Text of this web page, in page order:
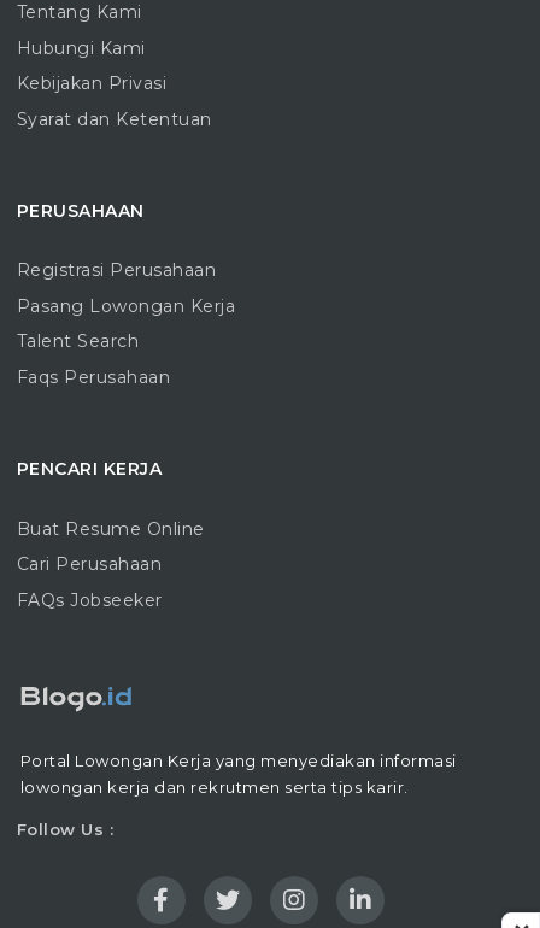
Tentang Kami
Hubungi Kami
Kebijakan Privasi
Syarat dan Ketentuan
PERUSAHAAN
Registrasi Perusahaan
Pasang Lowongan Kerja
Talent Search
Faqs Perusahaan
PENCARI KERJA
Buat Resume Online
Cari Perusahaan
FAQs Jobseeker
Portal Lowongan Kerja yang menyediakan informasi
lowongan kerja dan rekrutmen serta tips karir.
Follow Us :